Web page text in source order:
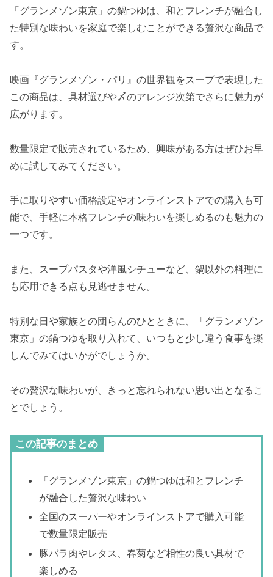
「グランメゾン東京」の鍋つゆは、和とフレンチが融合し
た特別な味わいを家庭で楽しむことができる贅沢な商品で
す。
映画『グランメゾン・パリ』の世界観をスープで表現した
この商品は、具材選びや〆のアレンジ次第でさらに魅力が
広がります。
数量限定で販売されているため、興味がある方はぜひお早
めに試してみてください。
手に取りやすい価格設定やオンラインストアでの購入も可
能で、手軽に本格フレンチの味わいを楽しめるのも魅力の
一つです。
また、スープパスタや洋風シチューなど、鍋以外の料理に
も応用できる点も見逃せません。
特別な日や家族との団らんのひとときに、「グランメゾン
東京」の鍋つゆを取り入れて、いつもと少し違う食事を楽
しんでみてはいかがでしょうか。
その贅沢な味わいが、きっと忘れられない思い出となるこ
とでしょう。
この記事のまとめ
「グランメゾン東京」の鍋つゆは和とフレンチ
が融合した贅沢な味わい
全国のスーパーやオンラインストアで購入可能
で数量限定販売
豚バラ肉やレタス、春菊など相性の良い具材で
楽しめる